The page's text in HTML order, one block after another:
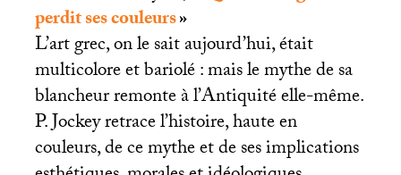
perdit ses couleurs»
L’art grec, on le sait aujourd’hui, était
multicolore et bariolé : mais le mythe de sa
blancheur remonte à l’Antiquité elle-même.
P. Jockey retrace l’histoire, haute en
couleurs, de ce mythe et de ses implications